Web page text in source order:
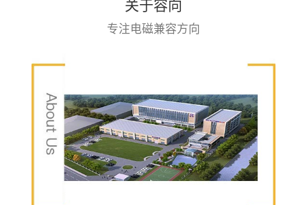
关于容向
专注电磁兼容方向